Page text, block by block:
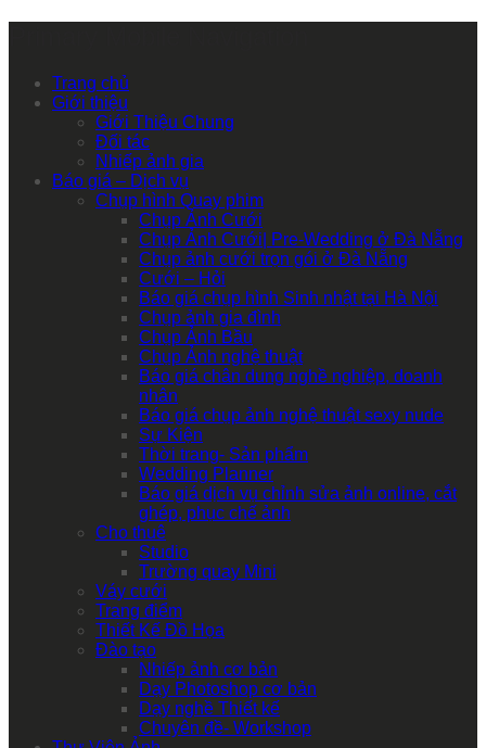
Trang chủ
Giới thiệu
Giới Thiệu Chung
Đối tác
Nhiếp ảnh gia
Báo giá – Dịch vụ
Chụp hình Quay phim
Chụp Ảnh Cưới
Chụp Ảnh Cưới| Pre-Wedding ở Đà Nẵng
Chụp ảnh cưới trọn gói ở Đà Nẵng
Cưới – Hỏi
Báo giá chụp hình Sinh nhật tại Hà Nội
Chụp ảnh gia đình
Chụp Ảnh Bầu
Chụp Ảnh nghệ thuật
Báo giá chân dung nghề nghiệp, doanh
nhân
Báo giá chụp ảnh nghệ thuật sexy nude
Sự Kiện
Thời trang- Sản phẩm
Wedding Planner
Báo giá dịch vụ chỉnh sửa ảnh online, cắt
ghép, phục chế ảnh
Cho thuê
Studio
Trường quay Mini
Váy cưới
Trang điểm
Thiết Kế Đồ Họa
Đào tạo
Nhiếp ảnh cơ bản
Dạy Photoshop cơ bản
Dạy nghề Thiết kế
Chuyên đề- Workshop